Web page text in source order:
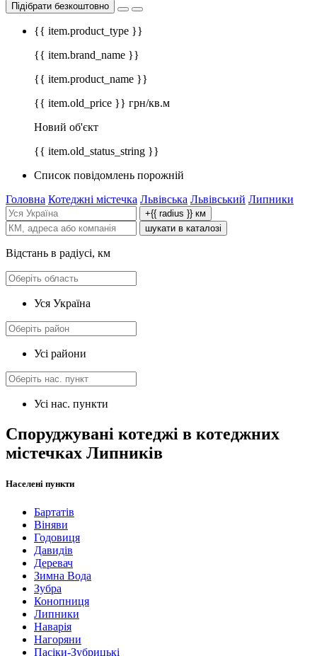
Підібрати безкоштовно
{{ item.product_type }}
{{ item.brand_name }}
{{ item.product_name }}
{{ item.old_price }} грн/кв.м
Новий об'єкт
{{ item.old_status_string }}
Список повідомлень порожній
Головна Котеджні містечка Львівська Львівський Липники
+{{ radius }} км
шукати в каталозі
Відстань в радіусі, км
Уся Україна
Усі райони
Усі нас. пункти
Споруджувані котеджі в котеджних
містечках Липників
Населені пункти
Бартатів
Віняви
Годовиця
Давидів
Деревач
Зимна Вода
Зубра
Конопниця
Липники
Наварія
Нагоряни
Пасіки-Зубрицькі